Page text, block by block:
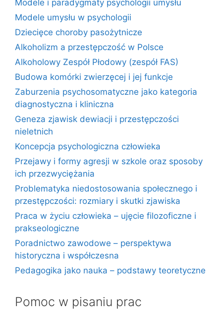
Modele i paradygmaty psychologii umysłu
Modele umysłu w psychologii
Dziecięce choroby pasożytnicze
Alkoholizm a przestępczość w Polsce
Alkoholowy Zespół Płodowy (zespół FAS)
Budowa komórki zwierzęcej i jej funkcje
Zaburzenia psychosomatyczne jako kategoria
diagnostyczna i kliniczna
Geneza zjawisk dewiacji i przestępczości
nieletnich
Koncepcja psychologiczna człowieka
Przejawy i formy agresji w szkole oraz sposoby
ich przezwyciężania
Problematyka niedostosowania społecznego i
przestępczości: rozmiary i skutki zjawiska
Praca w życiu człowieka – ujęcie filozoficzne i
prakseologiczne
Poradnictwo zawodowe – perspektywa
historyczna i współczesna
Pedagogika jako nauka – podstawy teoretyczne
Pomoc w pisaniu prac